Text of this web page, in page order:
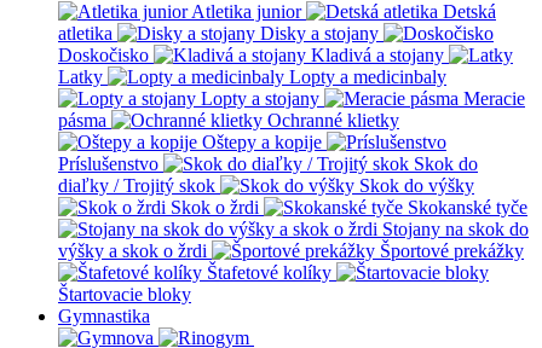
Atletika junior
Detská
atletika
Disky a stojany
Doskočisko
Kladivá a stojany
Latky
Lopty a medicinbaly
Lopty a stojany
Meracie
pásma
Ochranné klietky
Oštepy a kopije
Príslušenstvo
Skok do
diaľky / Trojitý skok
Skok do výšky
Skok o žrdi
Skokanské tyče
Stojany na skok do
výšky a skok o žrdi
Športové prekážky
Štafetové kolíky
Štartovacie bloky
Gymnastika